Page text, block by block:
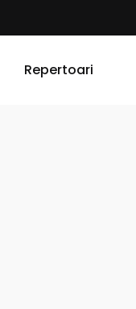
Repertoari